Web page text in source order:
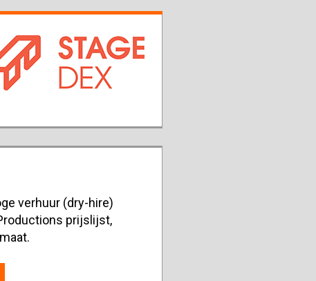
verhuur (dry-hire)
prijslijst,